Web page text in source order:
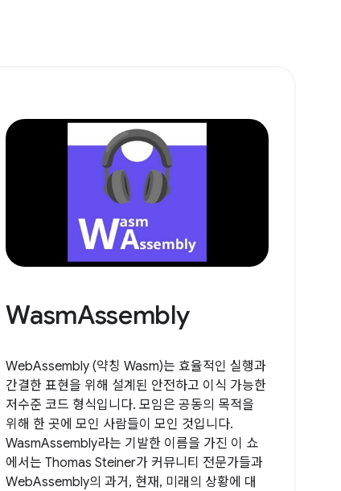
WasmAssembly
WebAssembly (약칭 Wasm)는 효율적인 실행과
간결한 표현을 위해 설계된 안전하고 이식 가능한
저수준 코드 형식입니다. 모임은 공동의 목적을
위해 한 곳에 모인 사람들이 모인 것입니다.
WasmAssembly라는 기발한 이름을 가진 이 쇼
에서는 Thomas Steiner가 커뮤니티 전문가들과
WebAssembly의 과거, 현재, 미래의 상황에 대